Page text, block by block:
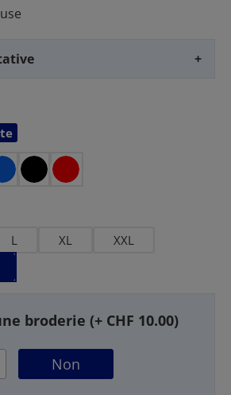
+
L XL
XXL
broderie (+ CHF 10.00)
Non